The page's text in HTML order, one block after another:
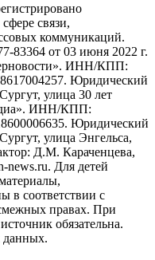
связи,
коммуникаций.
от 03 июня 2022 г.
ИНН/КПП:
Юридический
улица 30 лет
ИНН/КПП:
Юридический
улица Энгельса,
Д.М. Караченцева,
news.ru. Для детей
в соответствии с
правах. При
обязательна.
данных.